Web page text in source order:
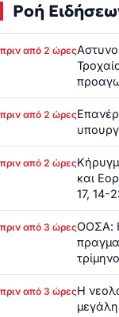
Ροή
πριν από 2 ώρες
πριν από 2 ώρες
πριν από 2 ώρες
και
17, 14-
πριν από 3 ώρεςΟΟΣΑ:
πριν από 3 ώρεςΗ